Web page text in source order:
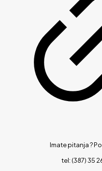
Imate pitanja ?
tel: (387) 35